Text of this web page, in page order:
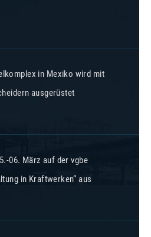
in Mexiko wird mit
ausgerüstet
06. März auf der vgbe
in Kraftwerken“ aus